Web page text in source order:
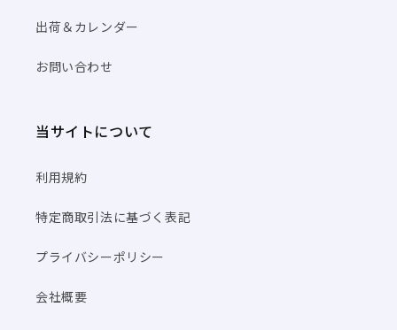
出荷＆カレンダー
お問い合わせ
当サイトについて
利用規約
特定商取引法に基づく表記
プライバシーポリシー
会社概要